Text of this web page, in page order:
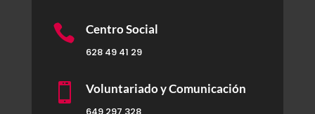
 Centro Social
628 49 41 29
 Voluntariado y Comunicación
649 297 328